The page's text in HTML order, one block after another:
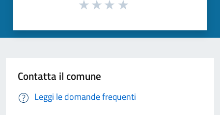
Contatta il comune
Leggi le domande frequenti